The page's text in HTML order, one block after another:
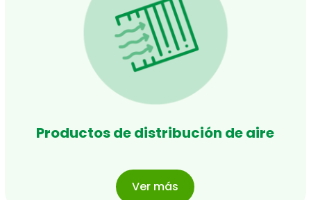
Productos de distribución de aire
Ver más